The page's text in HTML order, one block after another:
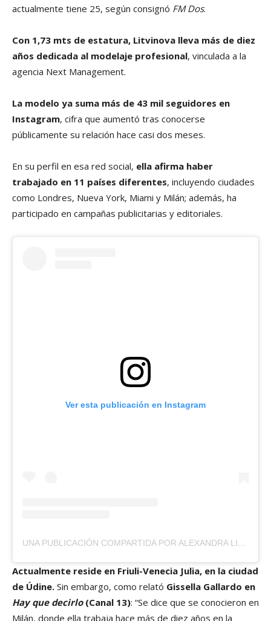
actualmente tiene 25, según consignó FM Dos.
Con 1,73 mts de estatura, Litvinova lleva más de diez
años dedicada al modelaje profesional, vinculada a la
agencia Next Management.
La modelo ya suma más de 43 mil seguidores en
Instagram, cifra que aumentó tras conocerse
públicamente su relación hace casi dos meses.
En su perfil en esa red social, ella afirma haber
trabajado en 11 países diferentes, incluyendo ciudades
como Londres, Nueva York, Miami y Milán; además, ha
participado en campañas publicitarias y editoriales.
Ver esta publicación en Instagram
UNA PUBLICACIÓN COMPARTIDA POR ALEXANDRA LITVINOVA | MODEL & ? MAMA (@LITVINOVA_ALEXANDRA)
Actualmente reside en Friuli-Venecia Julia, en la ciudad
de Údine. Sin embargo, como relató Gissella Gallardo en
Hay que decirlo(Canal 13): “Se dice que se conocieron en
Milán, donde ella trabaja hace más de diez años en la